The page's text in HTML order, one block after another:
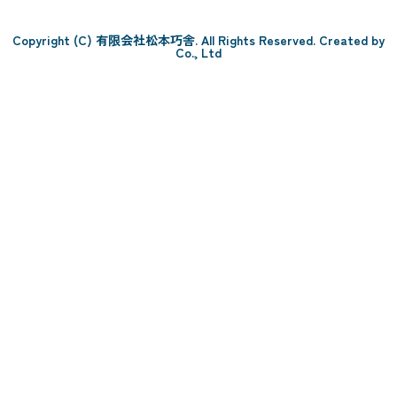
Copyright (C) 有限会社松本巧舎. All Rights Reserved. Created by
Co., Ltd